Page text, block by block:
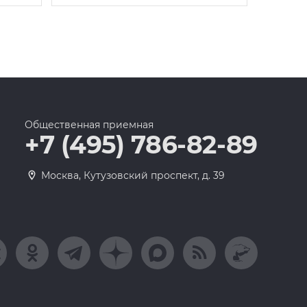
Общественная приемная
+7 (495) 786-82-89
Москва, Кутузовский проспект, д. 39